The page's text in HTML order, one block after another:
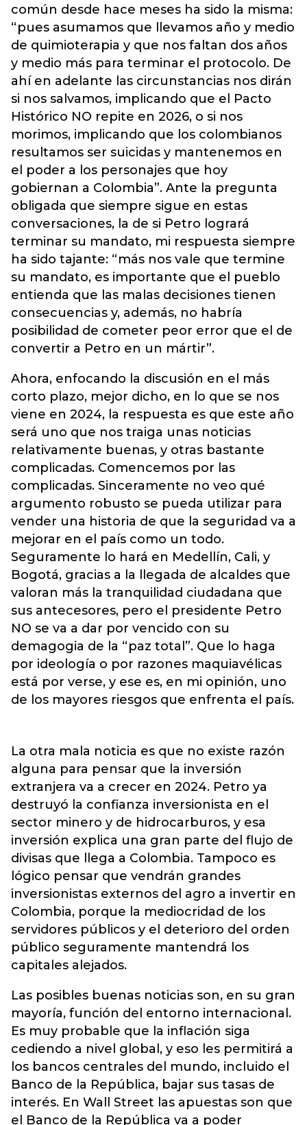
común desde hace meses ha sido la misma:
“pues asumamos que llevamos año y medio
de quimioterapia y que nos faltan dos años
y medio más para terminar el protocolo. De
ahí en adelante las circunstancias nos dirán
si nos salvamos, implicando que el Pacto
Histórico NO repite en 2026, o si nos
morimos, implicando que los colombianos
resultamos ser suicidas y mantenemos en
el poder a los personajes que hoy
gobiernan a Colombia”. Ante la pregunta
obligada que siempre sigue en estas
conversaciones, la de si Petro logrará
terminar su mandato, mi respuesta siempre
ha sido tajante: “más nos vale que termine
su mandato, es importante que el pueblo
entienda que las malas decisiones tienen
consecuencias y, además, no habría
posibilidad de cometer peor error que el de
convertir a Petro en un mártir”.
Ahora, enfocando la discusión en el más
corto plazo, mejor dicho, en lo que se nos
viene en 2024, la respuesta es que este año
será uno que nos traiga unas noticias
relativamente buenas, y otras bastante
complicadas. Comencemos por las
complicadas. Sinceramente no veo qué
argumento robusto se pueda utilizar para
vender una historia de que la seguridad va a
mejorar en el país como un todo.
Seguramente lo hará en Medellín, Cali, y
Bogotá, gracias a la llegada de alcaldes que
valoran más la tranquilidad ciudadana que
sus antecesores, pero el presidente Petro
NO se va a dar por vencido con su
demagogia de la “paz total”. Que lo haga
por ideología o por razones maquiavélicas
está por verse, y ese es, en mi opinión, uno
de los mayores riesgos que enfrenta el país.
La otra mala noticia es que no existe razón
alguna para pensar que la inversión
extranjera va a crecer en 2024. Petro ya
destruyó la confianza inversionista en el
sector minero y de hidrocarburos, y esa
inversión explica una gran parte del flujo de
divisas que llega a Colombia. Tampoco es
lógico pensar que vendrán grandes
inversionistas externos del agro a invertir en
Colombia, porque la mediocridad de los
servidores públicos y el deterioro del orden
público seguramente mantendrá los
capitales alejados.
Las posibles buenas noticias son, en su gran
mayoría, función del entorno internacional.
Es muy probable que la inflación siga
cediendo a nivel global, y eso les permitirá a
los bancos centrales del mundo, incluido el
Banco de la República, bajar sus tasas de
interés. En Wall Street las apuestas son que
el Banco de la República va a poder